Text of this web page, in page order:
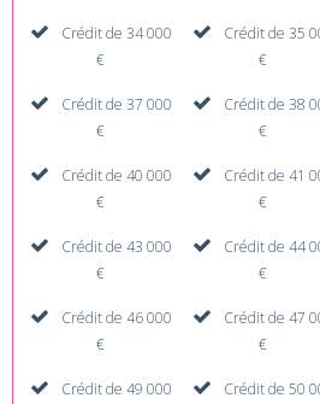
Crédit de 34 000
€
Crédit de 35
€
Crédit de 37 000
€
Crédit de 38
€
Crédit de 40 000
€
Crédit de 41
€
Crédit de 43 000
€
Crédit de 44
€
Crédit de 46 000
€
Crédit de 47
€
Crédit de 49 000
Crédit de 50